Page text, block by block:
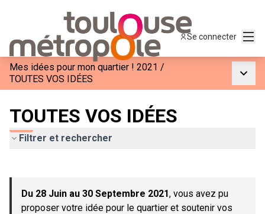
Se connecter
Mes idées pour mon quartier ! 2021 /
TOUTES VOS IDÉES
TOUTES VOS IDÉES
Filtrer et rechercher
−
Du 28 Juin au 30 Septembre 2021, vous avez pu
proposer votre idée pour le quartier et soutenir vos